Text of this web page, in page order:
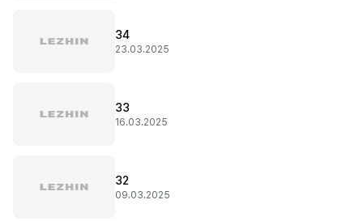
34
23.03.2025
33
16.03.2025
32
09.03.2025